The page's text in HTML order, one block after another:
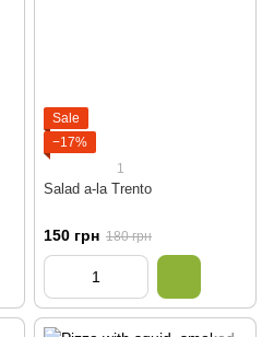
Sale
−17%
1
Salad a-la Trento
150 грн 180 грн